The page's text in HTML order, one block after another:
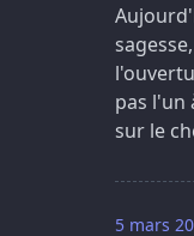
pas l'un
sur le
5 mars